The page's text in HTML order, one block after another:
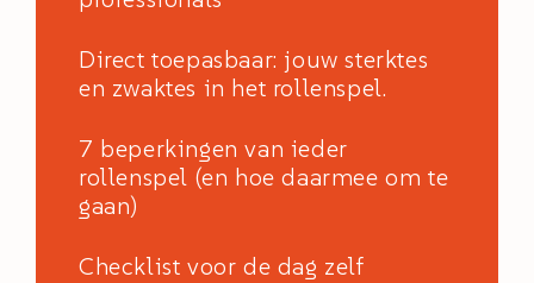
Direct toepasbaar: jouw sterktes
en zwaktes in het rollenspel.
7 beperkingen van ieder
rollenspel (en hoe daarmee om te
gaan)
Checklist voor de dag zelf